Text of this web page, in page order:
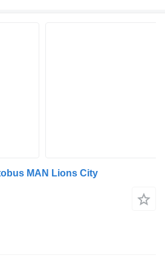
MAN Lions City